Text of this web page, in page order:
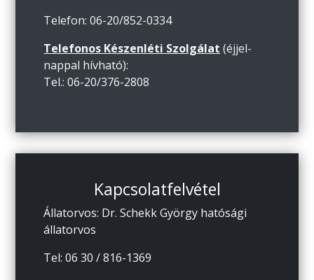
Telefon: 06-20/852-0334
Telefonos Készenléti Szolgálat (éjjel-
nappal hívható):
Tel.: 06-20/376-2808
Kapcsolatfelvétel
Állatorvos: Dr. Schekk György hatósági
állatorvos
Tel: 06 30 / 816-1369